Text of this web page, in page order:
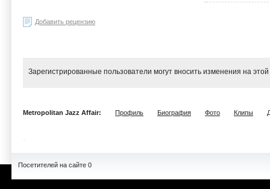
Добавить рецензию
Зарегистрированные пользователи могут вносить изменения на
Metropolitan Jazz Affair: Профиль Биография Фото Клипы
Посетителей на сайте 0